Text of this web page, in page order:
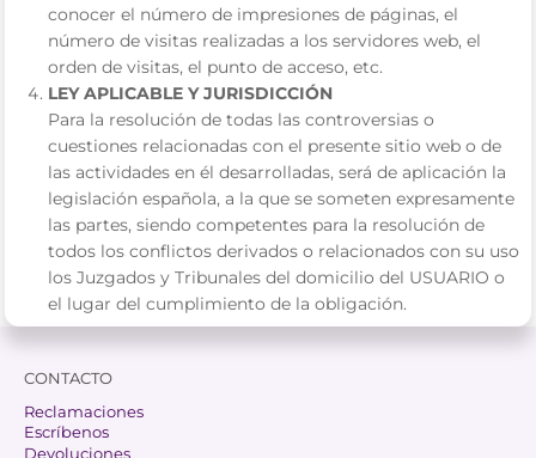
conocer el número de impresiones de páginas, el
número de visitas realizadas a los servidores web, el
orden de visitas, el punto de acceso, etc.
LEY APLICABLE Y JURISDICCIÓN
Para la resolución de todas las controversias o
cuestiones relacionadas con el presente sitio web o de
las actividades en él desarrolladas, será de aplicación la
legislación española, a la que se someten expresamente
las partes, siendo competentes para la resolución de
todos los conflictos derivados o relacionados con su uso
los Juzgados y Tribunales del domicilio del USUARIO o
el lugar del cumplimiento de la obligación.
CONTACTO
Reclamaciones
Escríbenos
Devoluciones